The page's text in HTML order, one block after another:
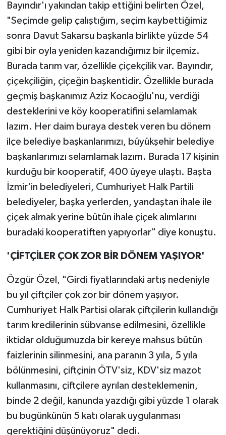
Bayındır'ı yakından takip ettiğini belirten Özel,
"Seçimde gelip çalıştığım, seçim kaybettiğimiz
sonra Davut Sakarsu başkanla birlikte yüzde 54
gibi bir oyla yeniden kazandığımız bir ilçemiz.
Burada tarım var, özellikle çiçekçilik var. Bayındır,
çiçekçiliğin, çiçeğin başkentidir. Özellikle burada
geçmiş başkanımız Aziz Kocaoğlu'nu, verdiği
desteklerini ve köy kooperatifini selamlamak
lazım. Her daim buraya destek veren bu dönem
ilçe belediye başkanlarımızı, büyükşehir belediye
başkanlarımızı selamlamak lazım. Burada 17 kişinin
kurduğu bir kooperatif, 400 üyeye ulaştı. Başta
İzmir'in belediyeleri, Cumhuriyet Halk Partili
belediyeler, başka yerlerden, yandaştan ihale ile
çiçek almak yerine bütün ihale çiçek alımlarını
buradaki kooperatiften yapıyorlar" diye konuştu.
'ÇİFTÇİLER ÇOK ZOR BİR DÖNEM YAŞIYOR'
Özgür Özel, "Girdi fiyatlarındaki artış nedeniyle
bu yıl çiftçiler çok zor bir dönem yaşıyor.
Cumhuriyet Halk Partisi olarak çiftçilerin kullandığı
tarım kredilerinin sübvanse edilmesini, özellikle
iktidar olduğumuzda bir kereye mahsus bütün
faizlerinin silinmesini, ana paranın 3 yıla, 5 yıla
bölünmesini, çiftçinin ÖTV'siz, KDV'siz mazot
kullanmasını, çiftçilere ayrılan desteklemenin,
binde 2 değil, kanunda yazdığı gibi yüzde 1 olarak
bu bugünkünün 5 katı olarak uygulanması
gerektiğini düşünüyoruz" dedi.